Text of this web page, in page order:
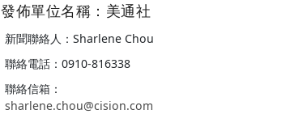
發佈單位名稱：美通社
新聞聯絡人：Sharlene Chou
聯絡電話：0910-816338
聯絡信箱：
sharlene.chou@cision.com